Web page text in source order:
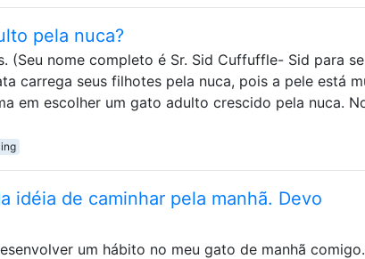
pela nuca?
(Seu nome completo é Sr. Sid Cuffuffle- Sid para
carrega seus filhotes pela nuca, pois a pele está
em escolher um gato adulto crescido pela nuca.
idéia de caminhar pela manhã. Devo
um hábito no meu gato de manhã comigo.